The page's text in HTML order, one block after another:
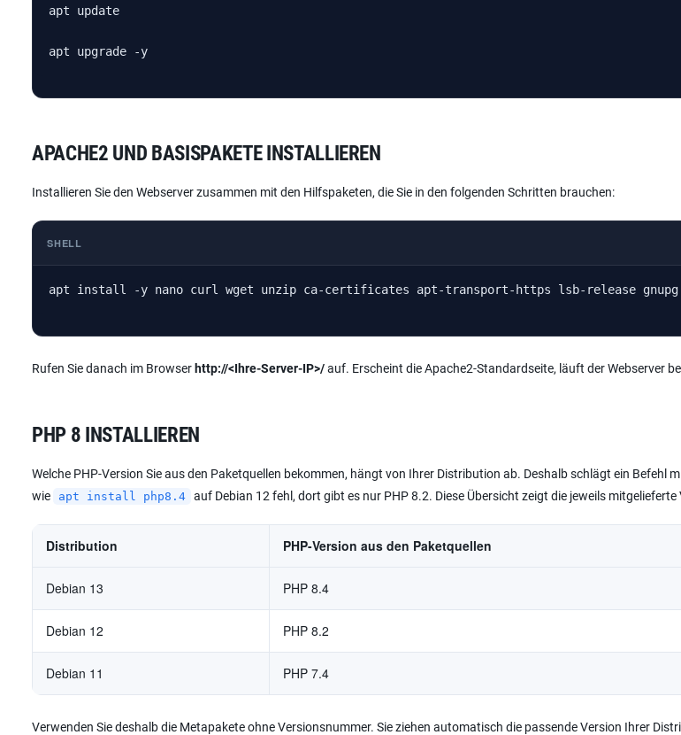
apt update
apt upgrade -y
APACHE2 UND BASISPAKETE INSTALLIEREN
Installieren Sie den Webserver zusammen mit den Hilfspaketen, die Sie in den folgenden Schritten brauchen:
SHELL
apt install -y nano curl wget unzip ca-certificates apt-transport-https lsb-release gnupg
Rufen Sie danach im Browser http://<Ihre-Server-IP>/auf. Erscheint die Apache2-Standardseite, läuft der Webserver
PHP 8 INSTALLIEREN
Welche PHP-Version Sie aus den Paketquellen bekommen, hängt von Ihrer Distribution ab. Deshalb schlägt ein Befehl
wie
apt install php8.4 auf Debian 12 fehl, dort gibt es nur PHP 8.2. Diese Übersicht zeigt die jeweils
Distribution PHP-Version aus den Paketquellen
Debian 13 PHP 8.4
Debian 12 PHP 8.2
Debian 11 PHP 7.4
Verwenden Sie deshalb die Metapakete ohne Versionsnummer. Sie ziehen automatisch die passende Version Ihrer